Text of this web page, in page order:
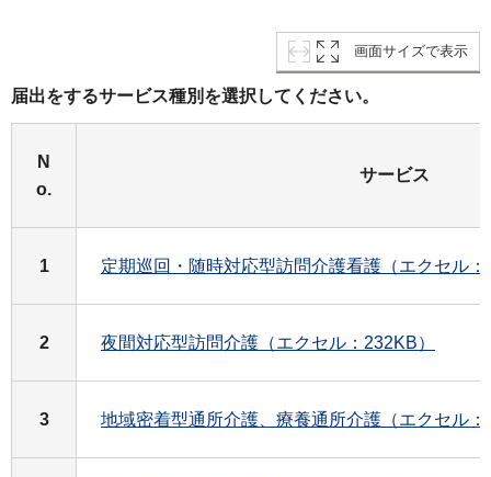
画面サイズで表示
届出をするサービス種別を選択してください。
N
o.
サービス
1 定期巡回・随時対応型訪問介護看護（エクセル
2 夜間対応型訪問介護（エクセル：232KB）
3 地域密着型通所介護、療養通所介護（エクセル